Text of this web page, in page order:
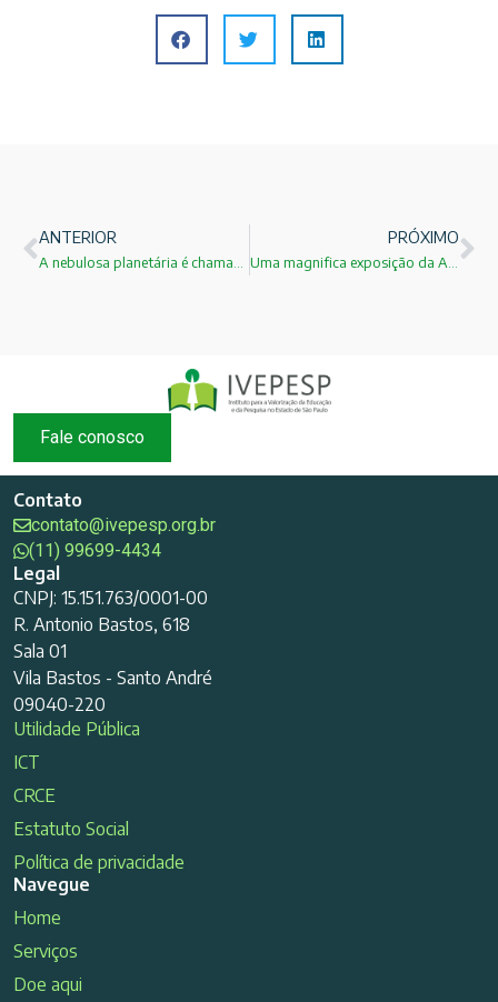
ANTERIOR PRÓXIMO
Fale conosco
Contato
contato@ivepesp.org.br
(11) 99699-4434
Legal
CNPJ: 15.151.763/0001-00
R. Antonio Bastos, 618
Sala 01
Vila Bastos - Santo André
09040-220
Utilidade Pública
ICT
CRCE
Estatuto Social
Política de privacidade
Navegue
Home
Serviços
Doe aqui